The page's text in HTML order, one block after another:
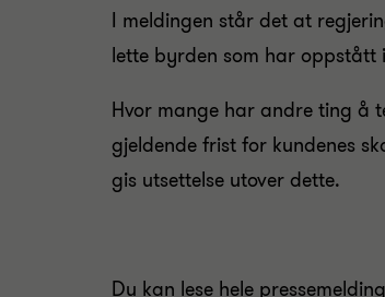
I meldingen står det at
lette byrden som har oppstått
Hvor mange har andre ting å
gjeldende frist for kundenes
gis utsettelse utover dette.
Du kan lese hele